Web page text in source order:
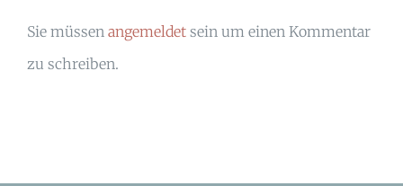
Sie müssen angemeldet sein um einen Kommentar
zu schreiben.